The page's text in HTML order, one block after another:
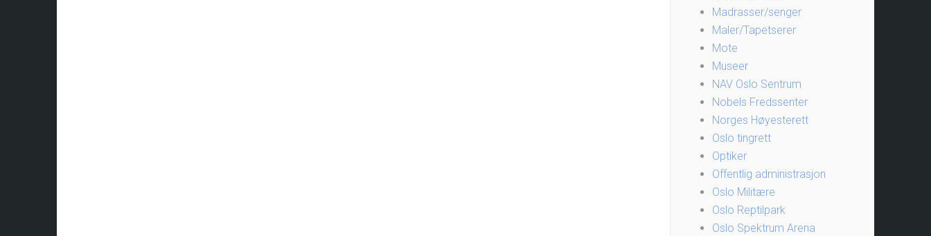
Madrasser/senger
Maler/Tapetserer
Mote
Museer
NAV Oslo Sentrum
Nobels Fredssenter
Norges Høyesterett
Oslo tingrett
Optiker
Offentlig administrasjon
Oslo Militære
Oslo Reptilpark
Oslo Spektrum Arena